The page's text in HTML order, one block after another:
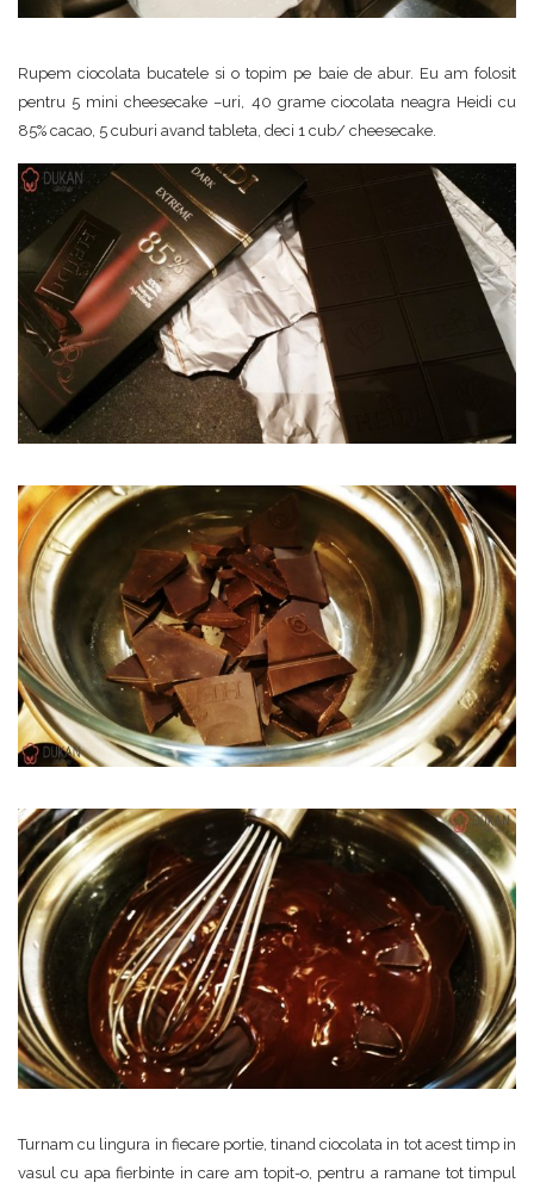
Rupem ciocolata bucatele si o topim pe baie de abur. Eu am folosit
pentru 5 mini cheesecake –uri, 40 grame ciocolata neagra Heidi cu
85% cacao, 5 cuburi avand tableta, deci 1 cub/ cheesecake.
Turnam cu lingura in fiecare portie, tinand ciocolata in tot acest timp in
vasul cu apa fierbinte in care am topit-o, pentru a ramane tot timpul